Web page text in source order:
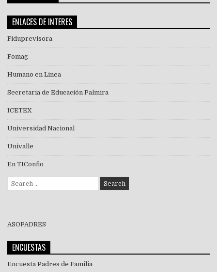
ENLACES DE INTERES
Fiduprevisora
Fomag
Humano en Linea
Secretaria de Educación Palmira
ICETEX
Universidad Nacional
Univalle
En TIConfio
Search
for:
ASOPADRES
ENCUESTAS
Encuesta Padres de Familia